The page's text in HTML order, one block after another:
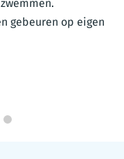
gebeuren op eigen